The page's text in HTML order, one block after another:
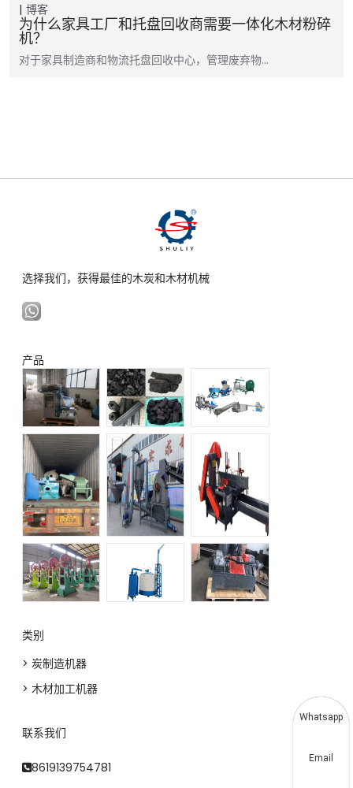
博客
为什么家具工厂和托盘回收商需要一体化木材粉碎
机？
对于家具制造商和物流托盘回收中心，管理废弃物…
选择我们，获得最佳的木炭和木材机械
产品
类别
> 炭制造机器
> 木材加工机器
联系我们
8619139754781
Whatsapp
Email